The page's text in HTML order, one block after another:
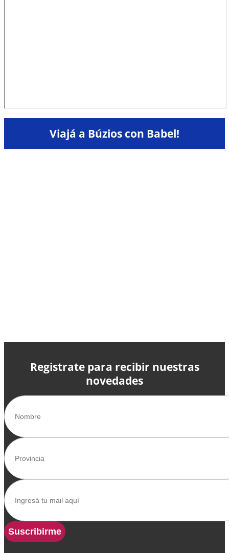
Viajá a Búzios con Babel!
Registrate para recibir nuestras
novedades
Suscribirme